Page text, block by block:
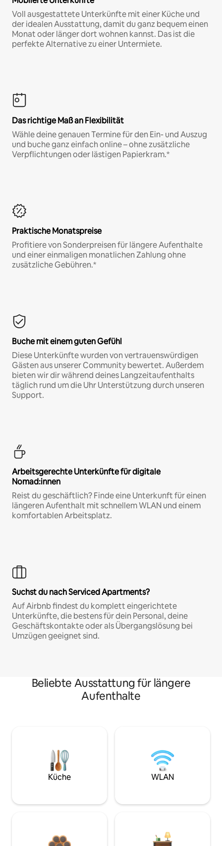
Voll ausgestattete Unterkünfte mit einer Küche und
der idealen Ausstattung, damit du ganz bequem einen
Monat oder länger dort wohnen kannst. Das ist die
perfekte Alternative zu einer Untermiete.
Das richtige Maß an Flexibilität
Wähle deine genauen Termine für den Ein- und Auszug
und buche ganz einfach online – ohne zusätzliche
Verpflichtungen oder lästigen Papierkram.*
Praktische Monatspreise
Profitiere von Sonderpreisen für längere Aufenthalte
und einer einmaligen monatlichen Zahlung ohne
zusätzliche Gebühren.*
Buche mit einem guten Gefühl
Diese Unterkünfte wurden von vertrauenswürdigen
Gästen aus unserer Community bewertet. Außerdem
bieten wir dir während deines Langzeitaufenthalts
täglich rund um die Uhr Unterstützung durch unseren
Support.
Arbeitsgerechte Unterkünfte für digitale
Nomad:innen
Reist du geschäftlich? Finde eine Unterkunft für einen
längeren Aufenthalt mit schnellem WLAN und einem
komfortablen Arbeitsplatz.
Suchst du nach Serviced Apartments?
Auf Airbnb findest du komplett eingerichtete
Unterkünfte, die bestens für dein Personal, deine
Geschäftskontakte oder als Übergangslösung bei
Umzügen geeignet sind.
Beliebte Ausstattung für längere
Aufenthalte
Küche WLAN